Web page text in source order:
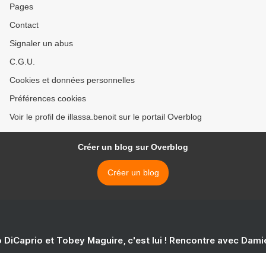
Pages
Contact
Signaler un abus
C.G.U.
Cookies et données personnelles
Préférences cookies
Voir le profil de illassa.benoit sur le portail Overblog
Créer un blog sur Overblog
Créer un blog
DiCaprio et Tobey Maguire, c'est lui ! Rencontre avec